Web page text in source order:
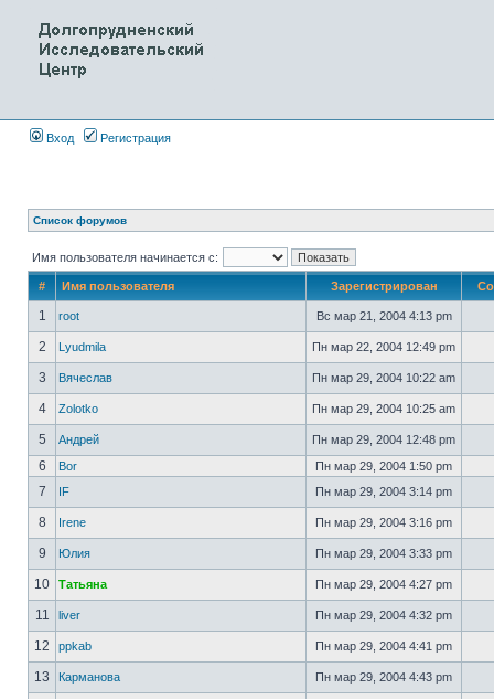
Вход Регистрация
Список форумов
Имя пользователя начинается с:
# Имя пользователя Зарегистрирован
1 root Вс мар 21, 2004 4:13 pm
2 Lyudmila Пн мар 22, 2004 12:49 pm
3 Вячеслав Пн мар 29, 2004 10:22 am
4 Zolotko Пн мар 29, 2004 10:25 am
5 Андрей Пн мар 29, 2004 12:48 pm
6 Bor Пн мар 29, 2004 1:50 pm
7 IF Пн мар 29, 2004 3:14 pm
8 Irene Пн мар 29, 2004 3:16 pm
9 Юлия Пн мар 29, 2004 3:33 pm
10 Татьяна Пн мар 29, 2004 4:27 pm
11 liver Пн мар 29, 2004 4:32 pm
12 ppkab Пн мар 29, 2004 4:41 pm
13 Карманова Пн мар 29, 2004 4:43 pm